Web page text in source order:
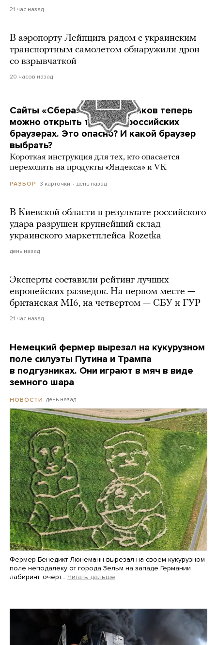
21 час назад
В аэропорту Лейпцига рядом с украинским
транспортным самолетом обнаружили дрон
со взрывчаткой
20 часов назад
Сайты «Сбера» и других банков теперь
можно открыть только в российских
браузерах. Это опасно? И какой браузер
выбрать?
Короткая инструкция для тех, кто опасается
переходить на продукты «Яндекса» и VK
РАЗБОР 3 карточки день назад
В Киевской области в результате российского
удара разрушен крупнейший склад
украинского маркетплейса Rozetka
день назад
Эксперты составили рейтинг лучших
европейских разведок. На первом месте —
британская MI6, на четвертом — СБУ и ГУР
21 час назад
Немецкий фермер вырезал на кукурузном
поле силуэты Путина и Трампа
в подгузниках. Они играют в мяч в виде
земного шара
НОВОСТИ день назад
Фермер Бенедикт Люнеманн вырезал на своем кукурузном
поле неподалеку от города Зельм на западе Германии
лабиринт, очерт… Читать дальше